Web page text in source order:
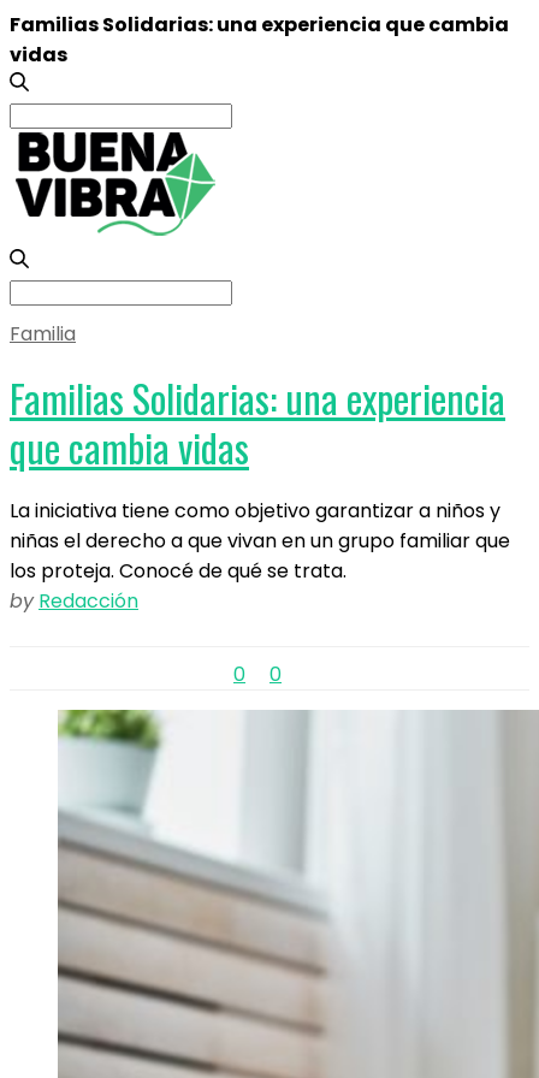
Familias Solidarias: una experiencia que cambia
vidas
Search
for:
Search
Familia
Familias Solidarias: una experiencia
que cambia vidas
La iniciativa tiene como objetivo garantizar a niños y
niñas el derecho a que vivan en un grupo familiar que
los proteja. Conocé de qué se trata.
by Redacción
0 0